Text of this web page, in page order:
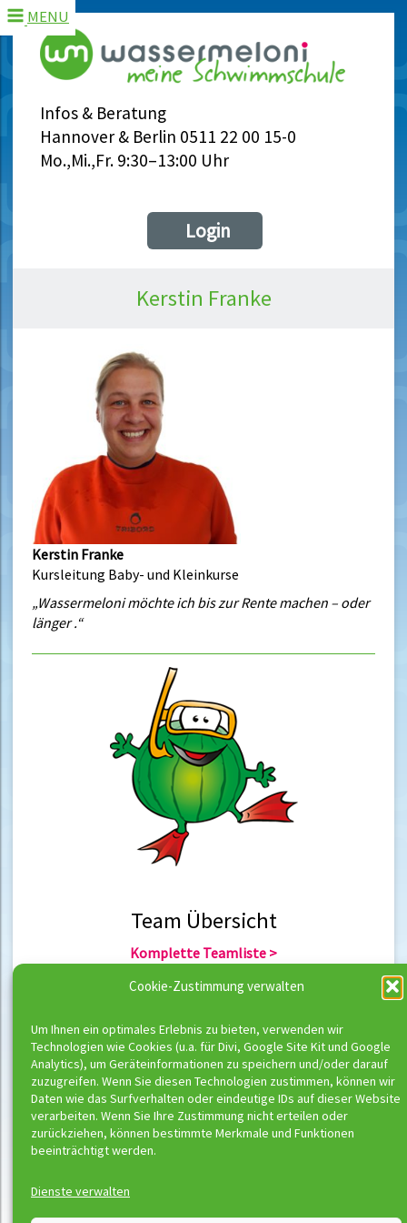
Cookie-Zustimmung verwalten
Um Ihnen ein optimales Erlebnis zu bieten, verwenden wir
Technologien wie Cookies (u.a. für Divi, Google Site Kit und Google
Analytics), um Geräteinformationen zu speichern und/oder darauf
zuzugreifen. Wenn Sie diesen Technologien zustimmen, können wir
Daten wie das Surfverhalten oder eindeutige IDs auf dieser Website
verarbeiten. Wenn Sie Ihre Zustimmung nicht erteilen oder
zurückziehen, können bestimmte Merkmale und Funktionen
beeinträchtigt werden.
Dienste verwalten
Infos & Beratung
Hannover & Berlin 0511 22 00 15-0
Mo.,Mi.,Fr. 9:30–13:00 Uhr
MENU
Login
Kerstin Franke
Kerstin Franke
Kursleitung Baby- und Kleinkurse
„Wassermeloni möchte ich bis zur Rente machen – oder
länger .“
Team Übersicht
Komplette Teamliste >
Team Hannover >
Team Übersicht
Komplette Trainerliste >
Trainer Berlin >
Trainer Hannover >